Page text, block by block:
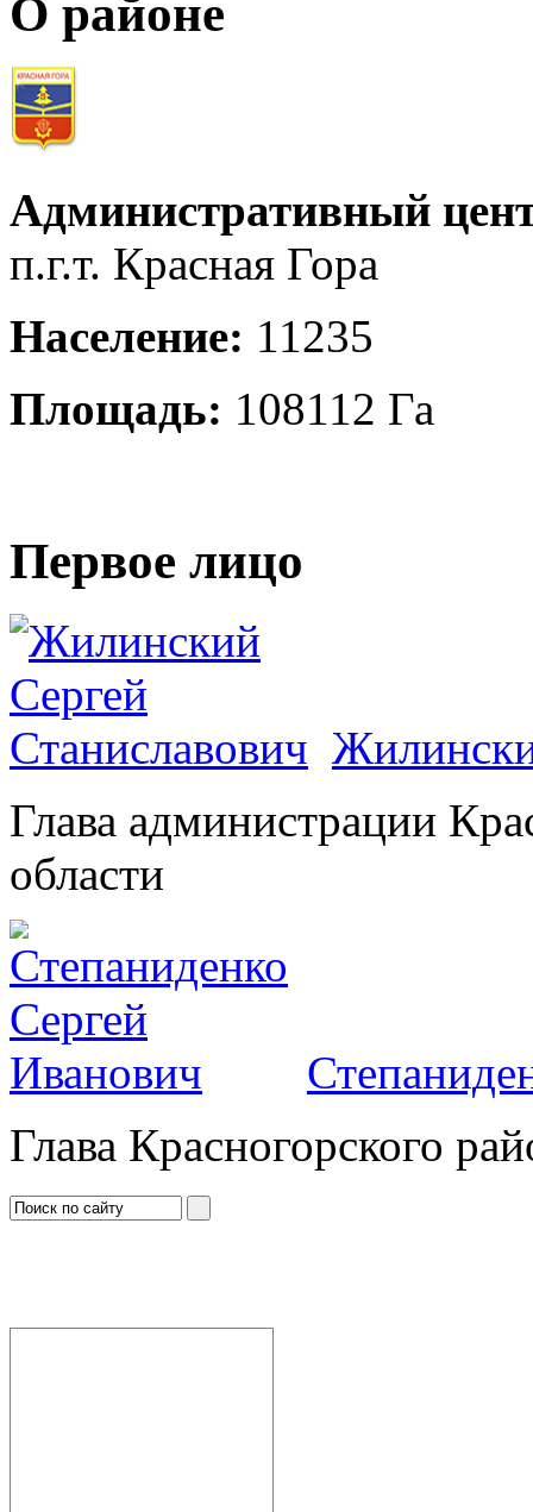
О районе
Административный
п.г.т. Красная Гора
Население: 11235
Площадь: 108112 Га
Первое лицо
Глава администрации
области
Глава Красногорского